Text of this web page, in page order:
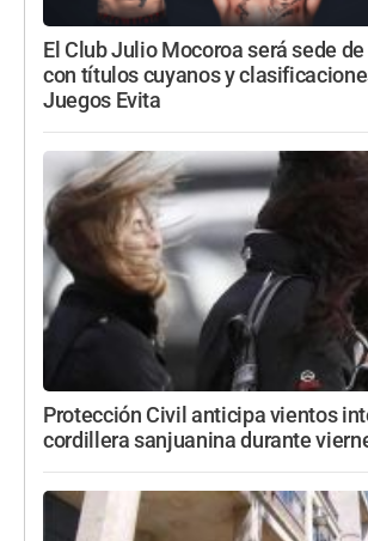
El Club Julio Mocoroa será sede
con títulos cuyanos y
Juegos Evita
Protección Civil anticipa vientos
cordillera sanjuanina durante